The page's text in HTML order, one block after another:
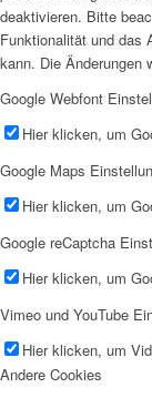
deaktivieren. Bitte
Funktionalität und das
kann. Die Änderungen
Google Webfont
Hier klicken, um
Google Maps
Hier klicken, um
Google reCaptcha
Hier klicken, um
Vimeo und YouTube
Hier klicken, um
Andere Cookies